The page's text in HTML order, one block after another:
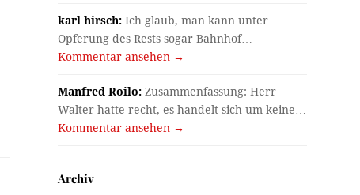
karl hirsch: Ich glaub, man kann unter
Opferung des Rests sogar Bahnhof…
Kommentar ansehen →
Manfred Roilo: Zusammenfassung: Herr
Walter hatte recht, es handelt sich um keine…
Kommentar ansehen →
Archiv